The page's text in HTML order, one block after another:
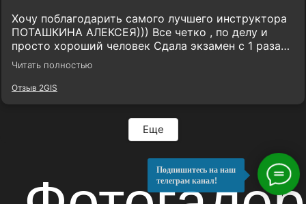
Подпишитесь на наш
телеграм канал!
Хочу поблагодарить самого лучшего инструктора
ПОТАШКИНА АЛЕКСЕЯ))) Все четко , по делу и
просто хороший человек Сдала экзамен с 1 раза
🥳🥳🥳
Читать полностью
Отзыв 2GIS
Еще